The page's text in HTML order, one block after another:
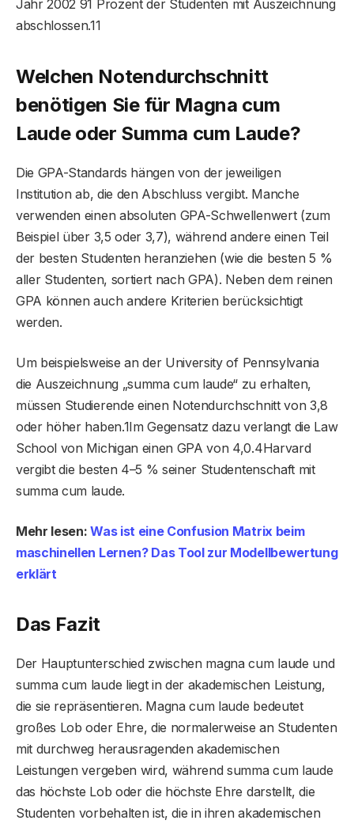
Jahr 2002 91 Prozent der Studenten mit Auszeichnung
abschlossen.11
Welchen Notendurchschnitt
benötigen Sie für Magna cum
Laude oder Summa cum Laude?
Die GPA-Standards hängen von der jeweiligen
Institution ab, die den Abschluss vergibt. Manche
verwenden einen absoluten GPA-Schwellenwert (zum
Beispiel über 3,5 oder 3,7), während andere einen Teil
der besten Studenten heranziehen (wie die besten 5 %
aller Studenten, sortiert nach GPA). Neben dem reinen
GPA können auch andere Kriterien berücksichtigt
werden.
Um beispielsweise an der University of Pennsylvania
die Auszeichnung „summa cum laude“ zu erhalten,
müssen Studierende einen Notendurchschnitt von 3,8
oder höher haben.1Im Gegensatz dazu verlangt die Law
School von Michigan einen GPA von 4,0.4Harvard
vergibt die besten 4–5 % seiner Studentenschaft mit
summa cum laude.
Mehr lesen:Was ist eine Confusion Matrix beim
maschinellen Lernen? Das Tool zur Modellbewertung
erklärt
Das Fazit
Der Hauptunterschied zwischen magna cum laude und
summa cum laude liegt in der akademischen Leistung,
die sie repräsentieren. Magna cum laude bedeutet
großes Lob oder Ehre, die normalerweise an Studenten
mit durchweg herausragenden akademischen
Leistungen vergeben wird, während summa cum laude
das höchste Lob oder die höchste Ehre darstellt, die
Studenten vorbehalten ist, die in ihren akademischen